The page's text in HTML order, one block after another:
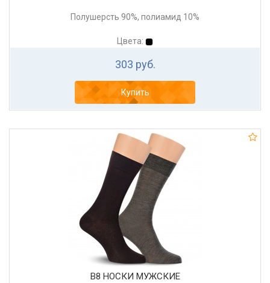
Полушерсть 90%, полиамид 10%
Цвета:
303 руб.
Купить
В8 НОСКИ МУЖСКИЕ